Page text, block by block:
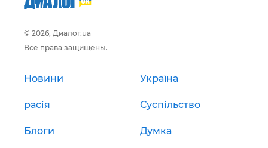
© 2026, Диалог.ua
Все права защищены.
Новини Україна
расія Суспільство
Блоги Думка